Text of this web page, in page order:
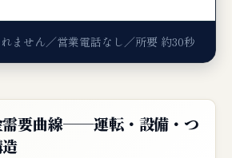
ません／営業電話なし／所要 約30秒
需要曲線──運転・設備・つ